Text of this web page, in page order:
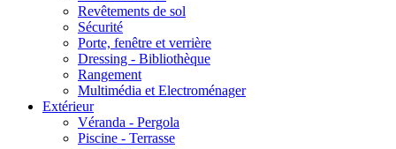
Revêtements de sol
Sécurité
Porte, fenêtre et verrière
Dressing - Bibliothèque
Rangement
Multimédia et Electroménager
Extérieur
Véranda - Pergola
Piscine - Terrasse